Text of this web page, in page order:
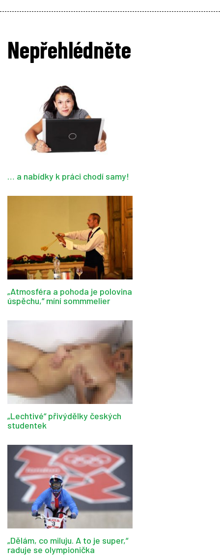
Nepřehlédněte
… a nabídky k práci chodí samy!
„Atmosféra a pohoda je polovina
úspěchu,“ míní sommmelier
„Lechtivé“ přivýdělky českých
studentek
„Dělám, co miluju. A to je super,“
raduje se olympionička